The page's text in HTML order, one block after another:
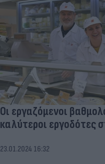
Οι εργαζόμενοι
καλύτεροι εργοδότες
23.01.2024 16:32